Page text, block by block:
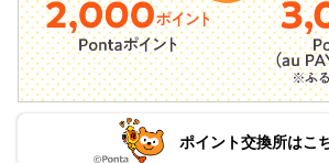
ポイント交換所はこ